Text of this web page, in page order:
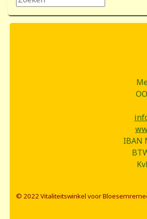
IBAN
© 2022 Vitaliteitswinkel voor